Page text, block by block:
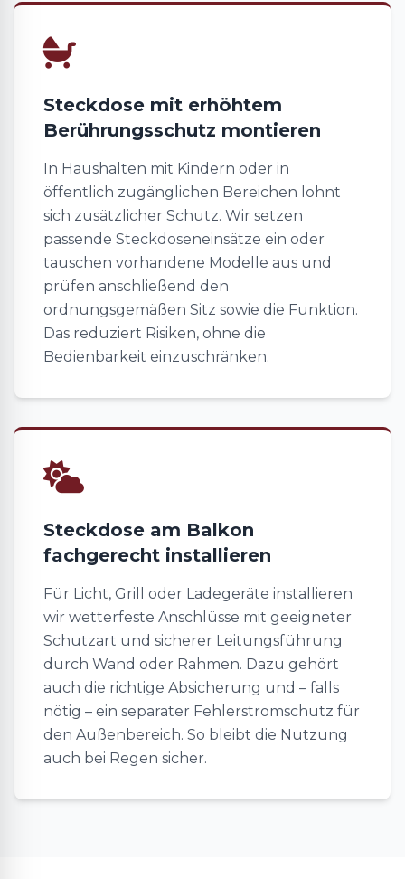
Steckdose mit erhöhtem
Berührungsschutz montieren
In Haushalten mit Kindern oder in
öffentlich zugänglichen Bereichen lohnt
sich zusätzlicher Schutz. Wir setzen
passende Steckdoseneinsätze ein oder
tauschen vorhandene Modelle aus und
prüfen anschließend den
ordnungsgemäßen Sitz sowie die Funktion.
Das reduziert Risiken, ohne die
Bedienbarkeit einzuschränken.
Steckdose am Balkon
fachgerecht installieren
Für Licht, Grill oder Ladegeräte installieren
wir wetterfeste Anschlüsse mit geeigneter
Schutzart und sicherer Leitungsführung
durch Wand oder Rahmen. Dazu gehört
auch die richtige Absicherung und – falls
nötig – ein separater Fehlerstromschutz für
den Außenbereich. So bleibt die Nutzung
auch bei Regen sicher.